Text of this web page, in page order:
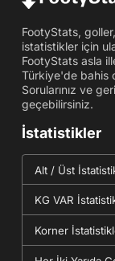
FootyStats,
istatistikler için
FootyStats asla
Türkiye'de bahis
Sorularınız ve
geçebilirsiniz.
İstatistikler
Alt / Üst
KG VAR
Korner